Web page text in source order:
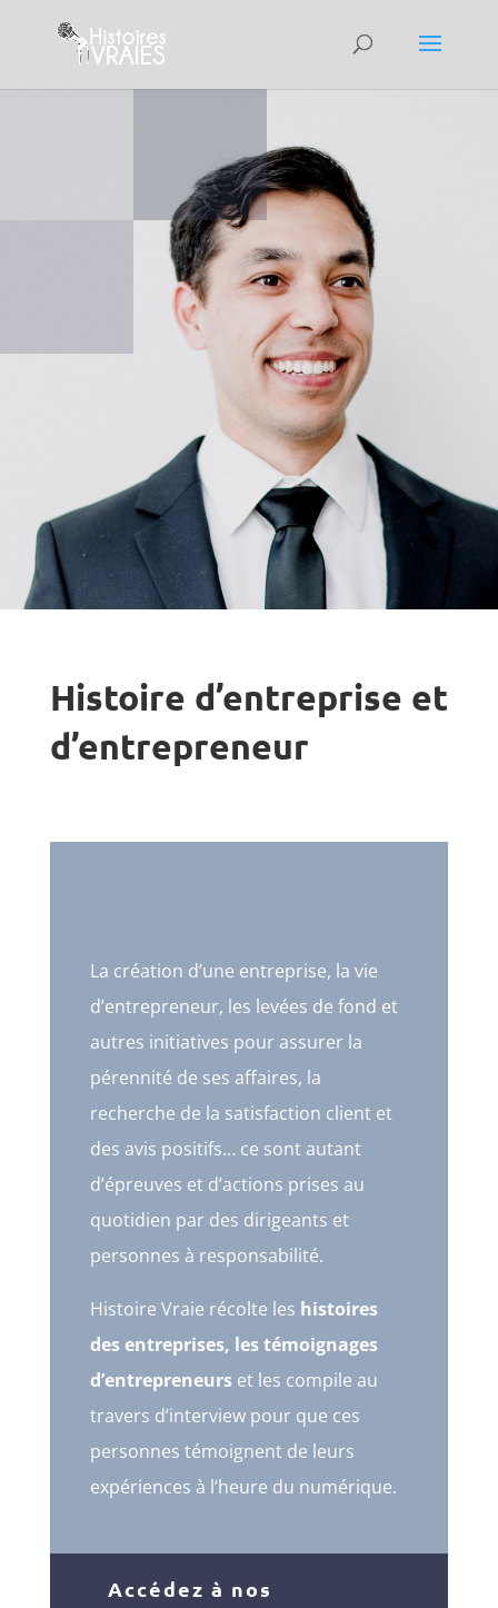
Histoire d’entreprise et
d’entrepreneur
La création d’une entreprise, la vie
d’entrepreneur, les levées de fond et
autres initiatives pour assurer la
pérennité de ses affaires, la
recherche de la satisfaction client et
des avis positifs… ce sont autant
d’épreuves et d’actions prises au
quotidien par des dirigeants et
personnes à responsabilité.
Histoire Vraie récolte les histoires
des entreprises, les témoignages
d’entrepreneurset les compile au
travers d’interview pour que ces
personnes témoignent de leurs
expériences à l’heure du numérique.
Accédez à nos